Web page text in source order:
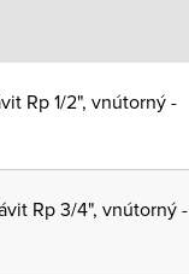
Rp 1/2", vnútorný -
Rp 3/4", vnútorný -